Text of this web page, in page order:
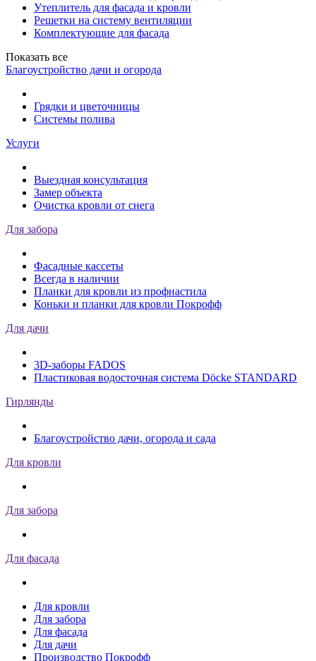
Утеплитель для фасада и кровли
Решетки на систему вентиляции
Комплектующие для фасада
Показать все
Благоустройство дачи и огорода
Грядки и цветочницы
Системы полива
Услуги
Выездная консультация
Замер объекта
Очистка кровли от снега
Для забора
Фасадные кассеты
Всегда в наличии
Планки для кровли из профнастила
Коньки и планки для кровли Покрофф
Для дачи
3D-заборы FADOS
Пластиковая водосточная система Döcke STANDARD
Гирлянды
Благоустройство дачи, огорода и сада
Для кровли
Для забора
Для фасада
Для кровли
Для забора
Для фасада
Для дачи
Производство Покрофф